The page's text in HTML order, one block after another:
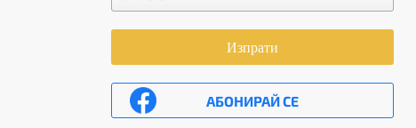
Изпрати
АБОНИРАЙ СЕ